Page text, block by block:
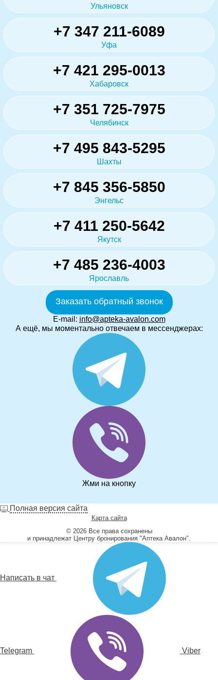
Ульяновск
+7 347 211-6089
Уфа
+7 421 295-0013
Хабаровск
+7 351 725-7975
Челябинск
+7 495 843-5295
Шахты
+7 845 356-5850
Энгельс
+7 411 250-5642
Якутск
+7 485 236-4003
Ярославль
Заказать обратный звонок
E-mail: info@apteka-avalon.com
А ещё, мы моментально отвечаем в мессенджерах:
Жми на кнопку
Полная версия сайта
Карта сайта
© 2026 Все права сохранены
и принадлежат Центру бронирования "Аптека Авалон".
Написать в чат
Telegram Viber